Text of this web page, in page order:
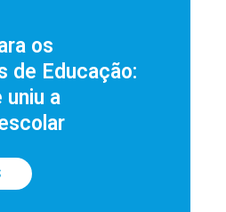
os
de Educação:
uniu a